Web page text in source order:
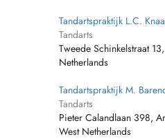
Tandartspraktijk L.C.
Tandarts
Tweede Schinkelstraat
Netherlands
Tandartspraktijk M.
Tandarts
Pieter Calandlaan 398,
West Netherlands